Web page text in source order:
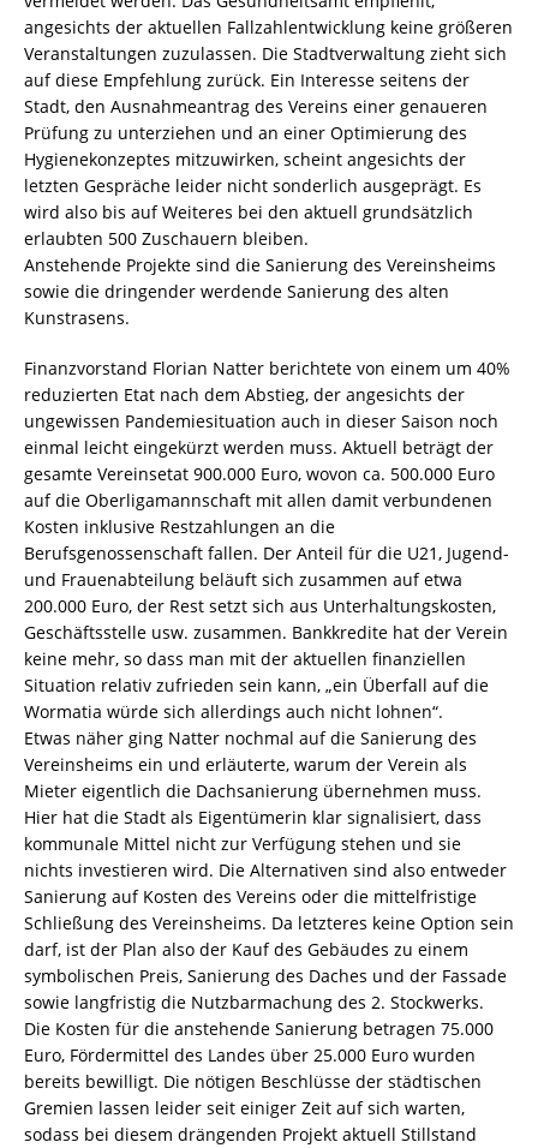
angesichts der aktuellen Fallzahlentwicklung keine größeren
Veranstaltungen zuzulassen. Die Stadtverwaltung zieht sich
auf diese Empfehlung zurück. Ein Interesse seitens der
Stadt, den Ausnahmeantrag des Vereins einer genaueren
Prüfung zu unterziehen und an einer Optimierung des
Hygienekonzeptes mitzuwirken, scheint angesichts der
letzten Gespräche leider nicht sonderlich ausgeprägt. Es
wird also bis auf Weiteres bei den aktuell grundsätzlich
erlaubten 500 Zuschauern bleiben.
Anstehende Projekte sind die Sanierung des Vereinsheims
sowie die dringender werdende Sanierung des alten
Kunstrasens.
Finanzvorstand Florian Natter berichtete von einem um 40%
reduzierten Etat nach dem Abstieg, der angesichts der
ungewissen Pandemiesituation auch in dieser Saison noch
einmal leicht eingekürzt werden muss. Aktuell beträgt der
gesamte Vereinsetat 900.000 Euro, wovon ca. 500.000 Euro
auf die Oberligamannschaft mit allen damit verbundenen
Kosten inklusive Restzahlungen an die
Berufsgenossenschaft fallen. Der Anteil für die U21, Jugend-
und Frauenabteilung beläuft sich zusammen auf etwa
200.000 Euro, der Rest setzt sich aus Unterhaltungskosten,
Geschäftsstelle usw. zusammen. Bankkredite hat der Verein
keine mehr, so dass man mit der aktuellen finanziellen
Situation relativ zufrieden sein kann, „ein Überfall auf die
Wormatia würde sich allerdings auch nicht lohnen“.
Etwas näher ging Natter nochmal auf die Sanierung des
Vereinsheims ein und erläuterte, warum der Verein als
Mieter eigentlich die Dachsanierung übernehmen muss.
Hier hat die Stadt als Eigentümerin klar signalisiert, dass
kommunale Mittel nicht zur Verfügung stehen und sie
nichts investieren wird. Die Alternativen sind also entweder
Sanierung auf Kosten des Vereins oder die mittelfristige
Schließung des Vereinsheims. Da letzteres keine Option sein
darf, ist der Plan also der Kauf des Gebäudes zu einem
symbolischen Preis, Sanierung des Daches und der Fassade
sowie langfristig die Nutzbarmachung des 2. Stockwerks.
Die Kosten für die anstehende Sanierung betragen 75.000
Euro, Fördermittel des Landes über 25.000 Euro wurden
bereits bewilligt. Die nötigen Beschlüsse der städtischen
Gremien lassen leider seit einiger Zeit auf sich warten,
sodass bei diesem drängenden Projekt aktuell Stillstand